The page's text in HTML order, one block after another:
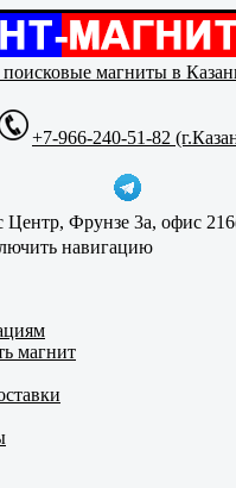
магниты в
+7-966-240-51-82
Центр, Фрунзе 3а, офис
навигацию
магнит